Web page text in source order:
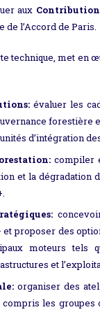
aux
de l’Accord de Paris.
technique, met en
évaluer les
forestière
d’intégration
compiler
et la dégradation
et proposer des
moteurs tels
et
organiser des
les groupes